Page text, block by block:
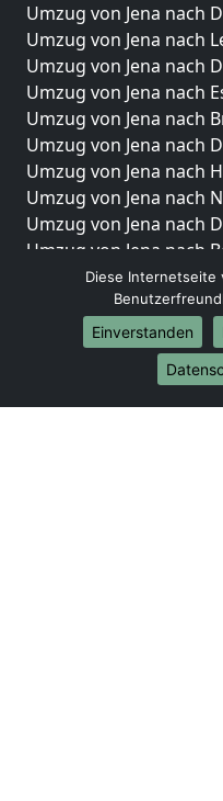
Umzug von Jena nach
Umzug von Jena nach
Umzug von Jena nach
Umzug von Jena nach
Umzug von Jena nach
Umzug von Jena nach
Umzug von Jena nach
Umzug von Jena nach
Umzug von Jena nach
Umzug von Jena nach
Umzug von Jena nach
Umzug von Jena nach
Umzug von Jena nach
Umzug von Jena nach
Diese Internetseite
Einverstanden